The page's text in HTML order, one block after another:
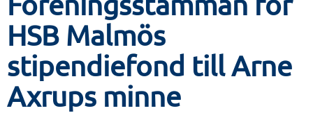
HSB Malmös
stipendiefond till Arne
Axrups minne